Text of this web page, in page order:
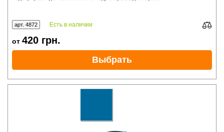
арт. 4872 Есть в наличии
от 420 грн.
Выбрать